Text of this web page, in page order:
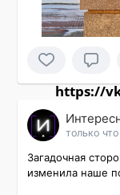
https://
только что
Загадочная
изменила наше